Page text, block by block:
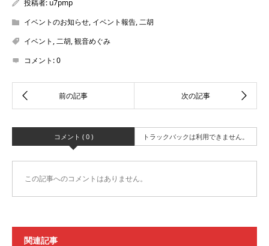
投稿者: u7pmp
イベントのお知らせ, イベント報告,二胡
イベント ,二胡,観音めぐみ
コメント:0
コメント ( 0 ) トラックバックは利用できません。
この記事へのコメントはありません。
関連記事